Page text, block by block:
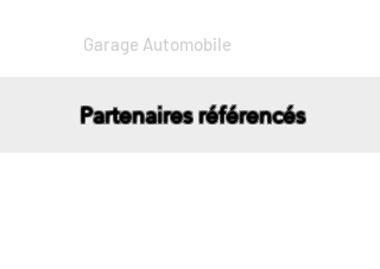
Garage Automobile
Partenaires référencés